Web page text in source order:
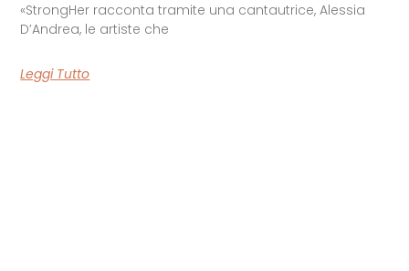
«StrongHer racconta tramite una cantautrice, Alessia
D’Andrea, le artiste che
Leggi Tutto